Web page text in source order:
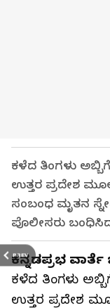
PREV
ಕಳೆದ ತಿಂಗಳು
ಉತ್ತರ ಪ್ರದೇಶ
ಸಂಬಂಧ ಮೃತನ
ಪೊಲೀಸರು
ಕನ್ನಡಪ್ರಭ ವಾರ್ತೆ
ಕಳೆದ ತಿಂಗಳು
ಉತ್ತರ ಪ್ರದೇಶ